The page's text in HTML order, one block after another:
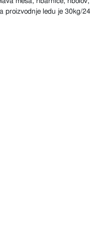
proizvodnje ledu je 30kg/